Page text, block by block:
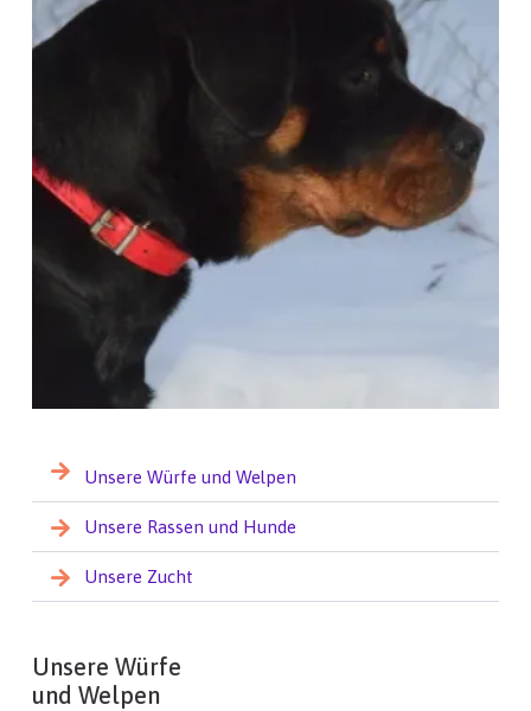
Unsere Würfe und Welpen
Unsere Rassen und Hunde
Unsere Zucht
Unsere Würfe
und Welpen